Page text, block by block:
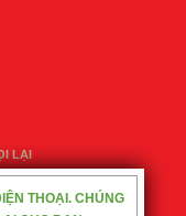
LẠI
THOẠI. CHÚNG